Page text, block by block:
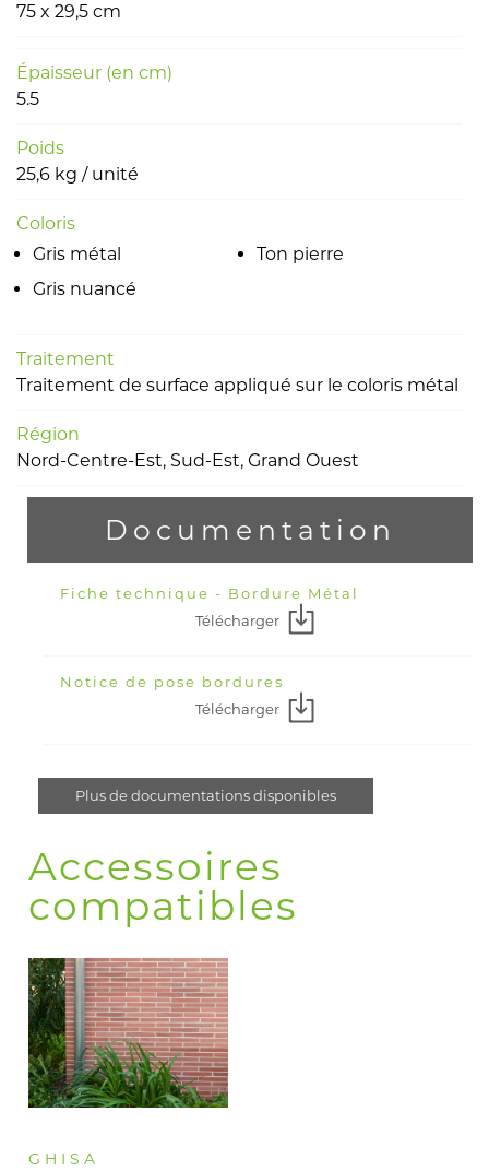
75 x 29,5 cm
Épaisseur (en cm)
5.5
Poids
25,6 kg / unité
Coloris
Gris métal
Gris nuancé
Ton pierre
Traitement
Traitement de surface appliqué sur le coloris métal
Région
Nord-Centre-Est, Sud-Est, Grand Ouest
Documentation
Fiche technique - Bordure Métal
Télécharger
Notice de pose bordures
Télécharger
Plus de documentations disponibles
Accessoires
compatibles
GHISA